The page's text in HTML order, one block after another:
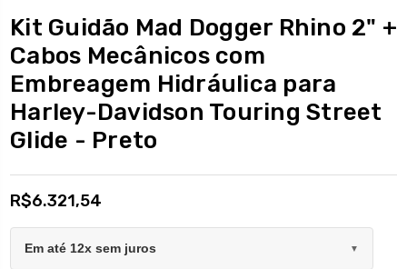
Kit Guidão Mad Dogger Rhino 2" +
Cabos Mecânicos com
Embreagem Hidráulica para
Harley-Davidson Touring Street
Glide - Preto
R$6.321,54
Em até 12x sem juros ▼